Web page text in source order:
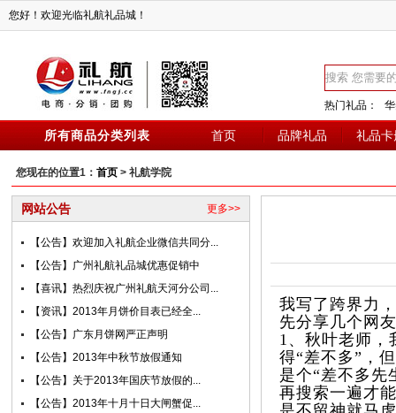
您好！欢迎光临礼航礼品城！
热门礼品：
所有商品分类列表 首页 品牌礼品 礼品卡
您现在的位置1： 首页 > 礼航学院
更多>>
网站公告
【公告】欢迎加入礼航企业微信共同分...
【公告】广州礼航礼品城优惠促销中
【喜讯】热烈庆祝广州礼航天河分公司...
【资讯】2013年月饼价目表已经全...
【公告】广东月饼网严正声明
【公告】2013年中秋节放假通知
【公告】关于2013年国庆节放假的...
【公告】2013年十月十日大闸蟹促...
我写了跨界力
先分享几个网
1、秋叶老师，
得“差不多”，
是个“差不多先
再搜索一遍才